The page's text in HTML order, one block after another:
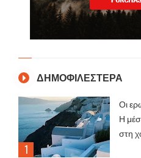
ΔΗΜΟΦΙΛΕΣΤΕΡΑ
Οι
Η
στη